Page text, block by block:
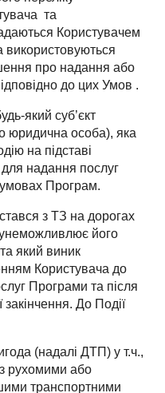
та
Користувачем
про надання або
до цих Умов .
який суб’єкт
юридична особа), яка
на підставі
для надання послуг
Програм.
з ТЗ на дорогах
унеможливлює його
який виник
Користувача до
Програми та після
закінчення. До Події
(надалі ДТП) у т.ч.,
рухомими або
транспортними